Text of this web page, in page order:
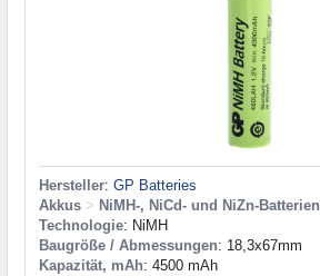
Hersteller: GP Batteries
Akkus > NiMH-, NiCd- und NiZn-Batterien
Technologie: NiMH
Baugröße / Abmessungen: 18,3x67mm
Kapazität, mAh: 4500 mAh